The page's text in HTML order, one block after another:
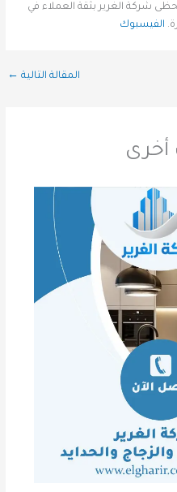
شركة الغرير بثقة العملاء في
الفيسبوك
المقالة التالية ←